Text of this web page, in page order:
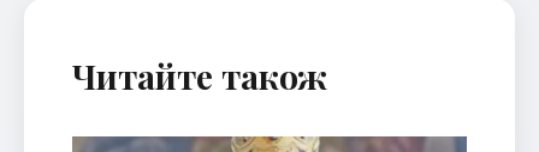
Читайте також